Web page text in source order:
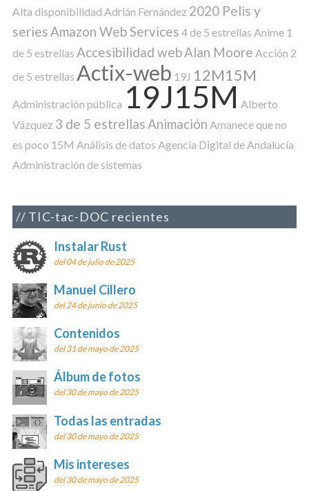
Alta disponibilidad Adrián Fernández 2020 Pelis y
seriesAmazon Web Services 4 de 5 estrellas Anime 1
de 5 estrellas Accesibilidad webAlan Moore Acción 2
de 5 estrellas Actix-web 19J 12M15M
Administración pública 19J15M Alberto
Vázquez 3 de 5 estrellasAnimación Amanece que no
es poco 15M Análisis de datos Agencia Digital de Andalucía
Administración de sistemas
TIC-tac-DOC recientes
Instalar Rust
del 04 de julio de 2025
Manuel Cillero
del 24 de junio de 2025
Contenidos
del 31 de mayo de 2025
Álbum de fotos
del 30 de mayo de 2025
Todas las entradas
del 30 de mayo de 2025
Mis intereses
del 30 de mayo de 2025